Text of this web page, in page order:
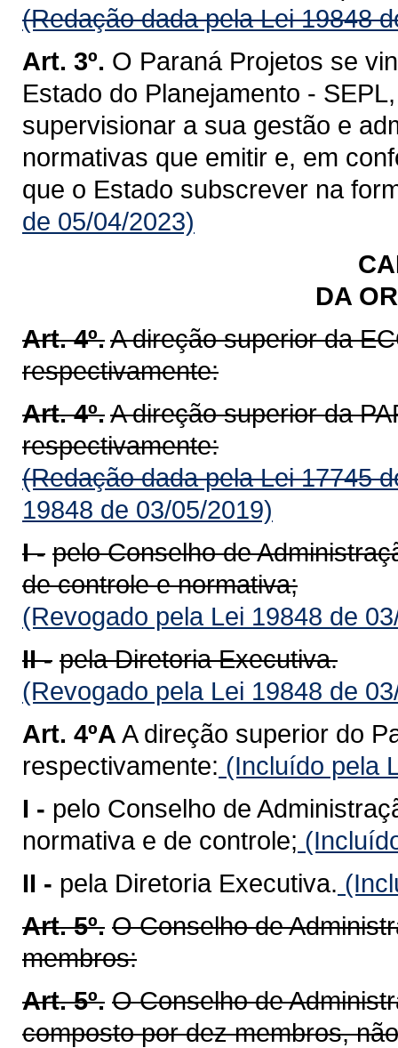
(Redação dada pela Lei 19848
Art. 3º. O Paraná Projetos se
Estado do Planejamento -
supervisionar a sua gestão e
normativas que emitir e, em
que o Estado subscrever na
de 05/04/2023)
DA
Art. 4º.A direção superior da
respectivamente:
Art. 4º.A direção superior da
respectivamente:
(Redação dada pela Lei 17745
19848 de 03/05/2019)
I - pelo Conselho de
de controle e normativa;
(Revogado pela Lei 19848 de
II - pela Diretoria Executiva.
(Revogado pela Lei 19848 de
Art. 4ºA A direção superior do
respectivamente: (Incluído pela
I - pelo Conselho de
normativa e de controle;
II - pela Diretoria Executiva.
Art. 5º. O Conselho de
membros:
Art. 5º. O Conselho de
composto por dez membros,